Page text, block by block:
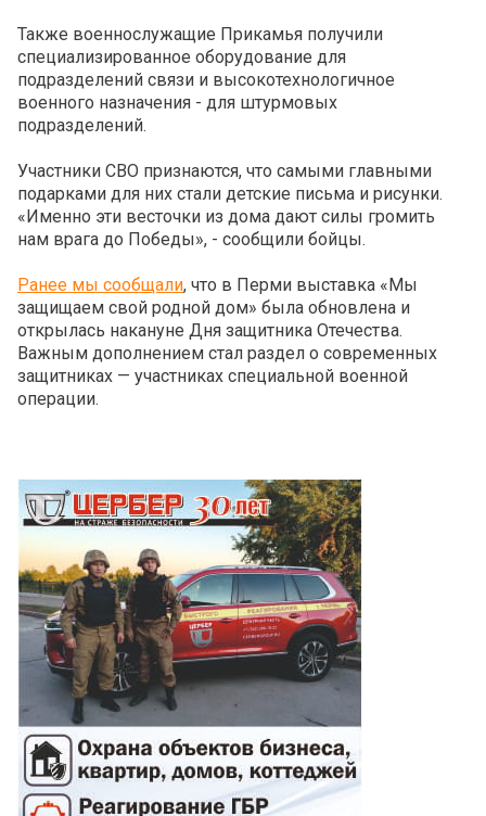
Также военнослужащие Прикамья получили
специализированное оборудование для
подразделений связи и высокотехнологичное
военного назначения - для штурмовых
подразделений.
Участники СВО признаются, что самыми главными
подарками для них стали детские письма и рисунки.
«Именно эти весточки из дома дают силы громить
нам врага до Победы», - сообщили бойцы.
Ранее мы сообщали, что в Перми выставка «Мы
защищаем свой родной дом» была обновлена и
открылась накануне Дня защитника Отечества.
Важным дополнением стал раздел о современных
защитниках — участниках специальной военной
операции.